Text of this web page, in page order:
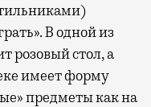
В одной из
розовый стол, а
имеет форму
предметы как на